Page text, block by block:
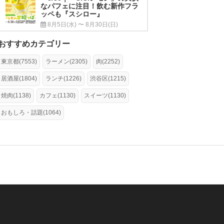
なパフェに注目！飲む新作フラ
ッペも『スシロー』
8月5日(水) 〜 8月30日(日)
すすめカテゴリー
東京都(7553) ラーメン(2305) 肉(2252)
居酒屋(1804) ランチ(1226) 渋谷区(1215)
焼肉(1138) カフェ(1130) スイーツ(1130)
おもしろ・話題(1064)